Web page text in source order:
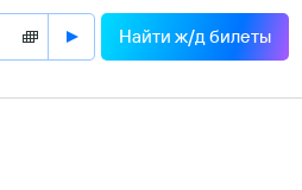
Найти ж/дбилеты